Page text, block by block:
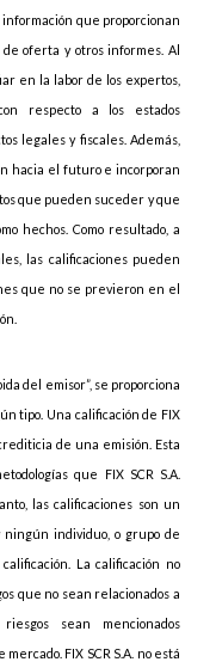
que proporcionan
de oferta y otros informes. Al
en la labor de los expertos,
respecto a los estados
legales y fiscales. Además,
hacia el futuro e incorporan
que pueden suceder y que
hechos. Como resultado, a
las calificaciones pueden
que no se previeron en el
del emisor”, se proporciona
tipo. Una calificación de FIX
de una emisión. Esta
que FIX SCR S.A.
las calificaciones son un
ningún individuo, o grupo de
La calificación no
que no sean relacionados a
sean mencionados
FIX SCR S.A. no está